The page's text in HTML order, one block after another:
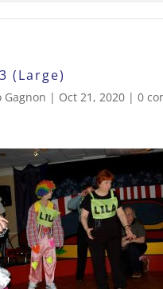
(Large)
Gagnon | Oct 21, 2020| 0